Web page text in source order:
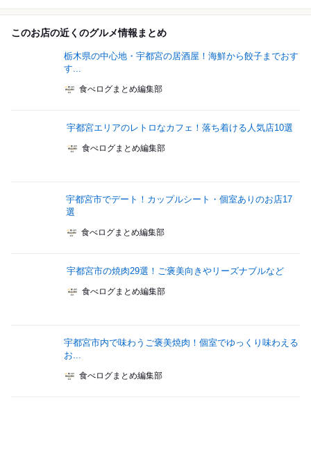
このお店の近くのグルメ情報まとめ
栃木県の中心地・宇都宮の居酒屋！海鮮から餃子までおす
す...
食べログまとめ編集部
宇都宮エリアのレトロなカフェ！落ち着ける人気店10選
食べログまとめ編集部
宇都宮市でデート！カップルシート・個室ありのお店17
選
食べログまとめ編集部
宇都宮市の焼肉29選！ご褒美向きやリーズナブルなど
食べログまとめ編集部
宇都宮市内で味わうご褒美焼肉！個室でゆっくり味わえる
お...
食べログまとめ編集部